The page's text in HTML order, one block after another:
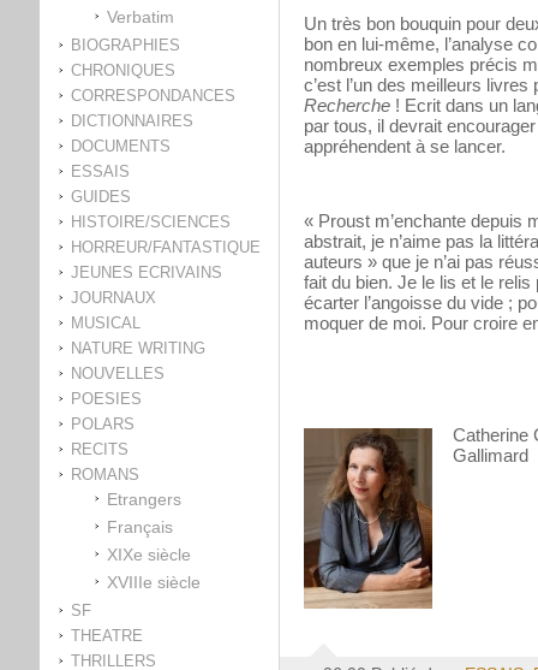
Verbatim
BIOGRAPHIES
CHRONIQUES
CORRESPONDANCES
DICTIONNAIRES
DOCUMENTS
ESSAIS
GUIDES
HISTOIRE/SCIENCES
HORREUR/FANTASTIQUE
JEUNES ECRIVAINS
JOURNAUX
MUSICAL
NATURE WRITING
NOUVELLES
POESIES
POLARS
RECITS
ROMANS
Etrangers
Français
XIXe siècle
XVIIIe siècle
SF
THEATRE
THRILLERS
Un très bon bouquin pour
bon en lui-même, l’analyse
nombreux exemples précis
c’est l’un des meilleurs
Recherche! Ecrit dans un
par tous, il devrait
appréhendent à se lancer.
« Proust m’enchante depuis
abstrait, je n’aime pas la
auteurs » que je n’ai pas
fait du bien. Je le lis et le
écarter l’angoisse du vide ;
moquer de moi. Pour croire